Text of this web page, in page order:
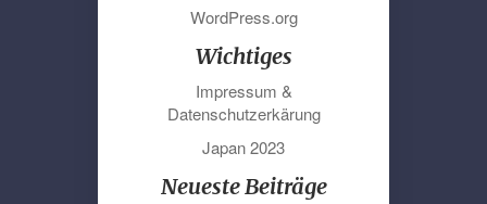
WordPress.org
Wichtiges
Impressum &
Datenschutzerkärung
Japan 2023
Neueste Beiträge